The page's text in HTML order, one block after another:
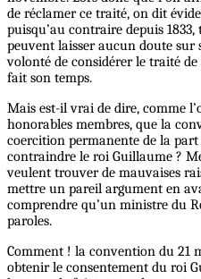
de réclamer ce traité, on dit
puisqu’au contraire depuis
peuvent laisser aucun doute sur
volonté de considérer le traité
fait son temps.
Mais est-il vrai de dire, comme
honorables membres, que la
coercition permanente de la part
contraindre le roi Guillaume ?
veulent trouver de mauvaises
mettre un pareil argument en
comprendre qu’un ministre du
paroles.
Comment ! la convention du 21
obtenir le consentement du roi